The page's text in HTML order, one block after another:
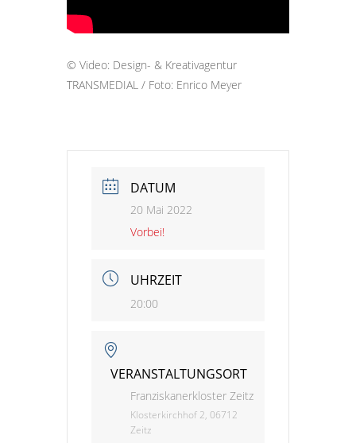
© Video: Design- & Kreativagentur
TRANSMEDIAL / Foto: Enrico Meyer
DATUM
20 Mai 2022
Vorbei!
UHRZEIT
20:00
VERANSTALTUNGSORT
Franziskanerkloster Zeitz
Klosterkirchhof 2, 06712
Zeitz